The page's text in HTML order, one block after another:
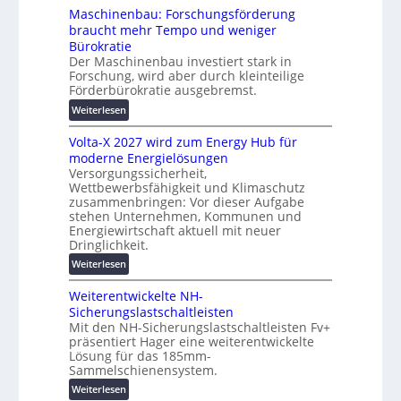
s
i
e
r
u
n
g
s
l
ö
s
u
n
g
e
n
e
ä
t
e
s
c
h
u
t
z
u
n
d
d
i
g
i
t
a
l
e
T
r
a
n
Maschinenbau: Forschungsförderung
braucht mehr Tempo und weniger
Bürokratie
Der Maschinenbau investiert stark in
Forschung, wird aber durch kleinteilige
Förderbürokratie ausgebremst.
Weiterlesen:
M
a
s
c
h
i
n
e
n
b
a
u
:
F
o
r
s
Volta-X 2027 wird zum Energy Hub für
moderne Energielösungen
Versorgungssicherheit,
Wettbewerbsfähigkeit und Klimaschutz
zusammenbringen: Vor dieser Aufgabe
stehen Unternehmen, Kommunen und
Energiewirtschaft aktuell mit neuer
Dringlichkeit.
Weiterlesen:
V
o
l
t
a
-
X
2
Weiterentwickelte NH-
Sicherungslastschaltleisten
Mit den NH-Sicherungslastschaltleisten Fv+
präsentiert Hager eine weiterentwickelte
Lösung für das 185mm-
Sammelschienensystem.
Weiterlesen: